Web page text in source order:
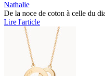
Nathalie
De la noce de coton à celle du
Lire l'article